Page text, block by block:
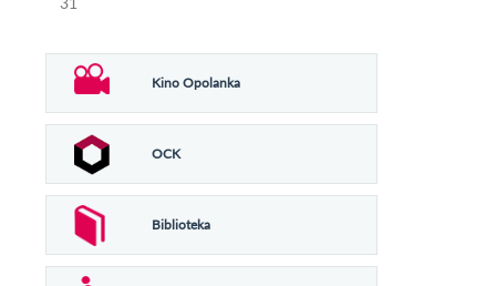
Kino Opolanka
OCK
Biblioteka